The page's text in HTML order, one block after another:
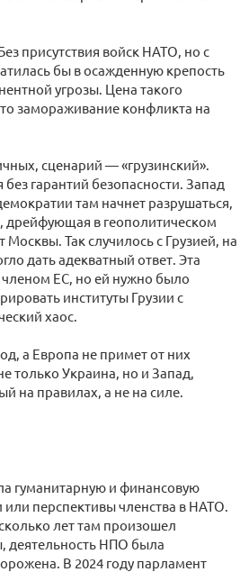
присутствия войск НАТО, но с
бы в осажденную крепость
угрозы. Цена такого
замораживание конфликта на
сценарий — «грузинский».
гарантий безопасности. Запад
там начнет разрушаться,
дрейфующая в геополитическом
Москвы. Так случилось с Грузией, на
дать адекватный ответ. Эта
членом ЕС, но ей нужно было
институты Грузии с
хаос.
а Европа не примет от них
только Украина, но и Запад,
на правилах, а не на силе.
гуманитарную и финансовую
перспективы членства в НАТО.
лет там произошел
деятельность НПО была
В 2024 году парламент